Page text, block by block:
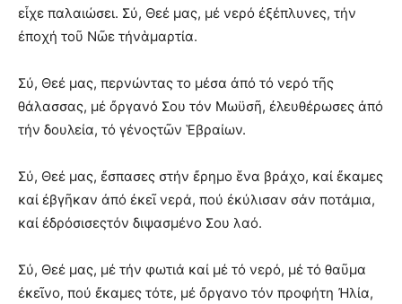
εἶχε παλαιώσει. Σύ, Θεέ μας, μέ νερό ἐξέπλυνες, τήν
ἐποχή τοῦ Νῶε τήνἁμαρτία.
Σύ, Θεέ μας, περνώντας το μέσα ἀπό τό νερό τῆς
θάλασσας, μέ ὄργανό Σου τόν Μωϋσῆ, ἐλευθέρωσες ἀπό
τήν δουλεία, τό γένοςτῶν Ἑβραίων.
Σύ, Θεέ μας, ἔσπασες στήν ἔρημο ἕνα βράχο, καί ἔκαμες
καί ἐβγῆκαν ἀπό ἐκεῖ νερά, πού ἐκύλισαν σάν ποτάμια,
καί ἐδρόσισεςτόν διψασμένο Σου λαό.
Σύ, Θεέ μας, μέ τήν φωτιά καί μέ τό νερό, μέ τό θαῦμα
ἐκεῖνο, πού ἔκαμες τότε, μέ ὄργανο τόν προφήτη Ἠλία,